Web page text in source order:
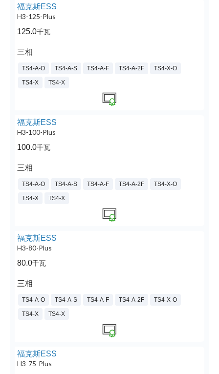
福克斯ESS
H3-125-Plus
125.0千瓦
三相
TS4-A-O TS4-A-S TS4-A-F TS4-A-2F TS4-X-O
TS4-X TS4-X
福克斯ESS
H3-100-Plus
100.0千瓦
三相
TS4-A-O TS4-A-S TS4-A-F TS4-A-2F TS4-X-O
TS4-X TS4-X
福克斯ESS
H3-80-Plus
80.0千瓦
三相
TS4-A-O TS4-A-S TS4-A-F TS4-A-2F TS4-X-O
TS4-X TS4-X
福克斯ESS
H3-75-Plus